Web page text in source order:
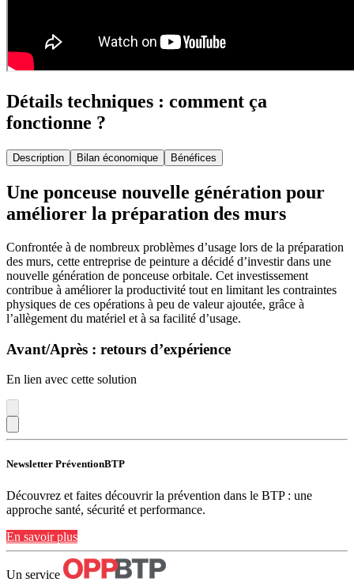
Détails techniques : comment ça
fonctionne ?
Description Bilan économique Bénéfices
Une ponceuse nouvelle génération pour
améliorer la préparation des murs
Confrontée à de nombreux problèmes d’usage lors de la préparation
des murs, cette entreprise de peinture a décidé d’investir dans une
nouvelle génération de ponceuse orbitale. Cet investissement
contribue à améliorer la productivité tout en limitant les contraintes
physiques de ces opérations à peu de valeur ajoutée, grâce à
l’allègement du matériel et à sa facilité d’usage.
Avant/Après : retours d’expérience
En lien avec cette solution
Newsletter PréventionBTP
Découvrez et faites découvrir la prévention dans le BTP : une
approche santé, sécurité et performance.
En savoir plus
Un service